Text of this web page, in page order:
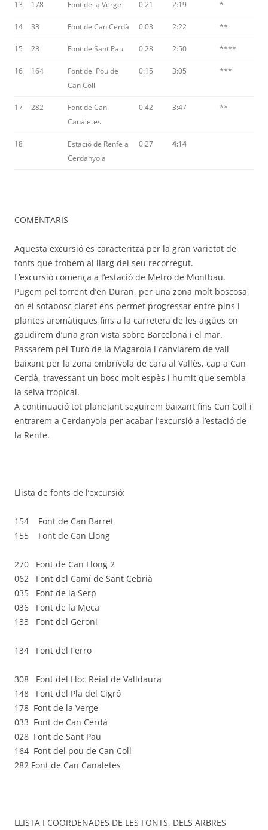
13 178 Font de la Verge 0:21 2:19 *
14 33 Font de Can Cerdà 0:03 2:22 **
15 28 Font de Sant Pau 0:28 2:50 ****
16 164
Font del Pou de
Can Coll
0:15 3:05 ***
17 282
Font de Can
Canaletes
0:42 3:47 **
18
Estació de Renfe a
Cerdanyola
0:27 4:14
COMENTARIS
Aquesta excursió es caracteritza per la gran varietat de
fonts que trobem al llarg del seu recorregut.
L’excursió comença a l’estació de Metro de Montbau.
Pugem pel torrent d’en Duran, per una zona molt boscosa,
on el sotabosc claret ens permet progressar entre pins i
plantes aromàtiques fins a la carretera de les aigües on
gaudirem d’una gran vista sobre Barcelona i el mar.
Passarem pel Turó de la Magarola i canviarem de vall
baixant per la zona ombrívola de cara al Vallès, cap a Can
Cerdà, travessant un bosc molt espès i humit que sembla
la selva tropical.
A continuació tot planejant seguirem baixant fins Can Coll i
entrarem a Cerdanyola per acabar l’excursió a l’estació de
la Renfe.
Llista de fonts de l’excursió:
154 Font de Can Barret
155 Font de Can Llong
270 Font de Can Llong 2
062 Font del Camí de Sant Cebrià
035 Font de la Serp
036 Font de la Meca
133 Font del Geroni
134 Font del Ferro
308 Font del Lloc Reial de Valldaura
148 Font del Pla del Cigró
178 Font de la Verge
033 Font de Can Cerdà
028 Font de Sant Pau
164 Font del pou de Can Coll
282 Font de Can Canaletes
LLISTA I COORDENADES DE LES FONTS, DELS ARBRES